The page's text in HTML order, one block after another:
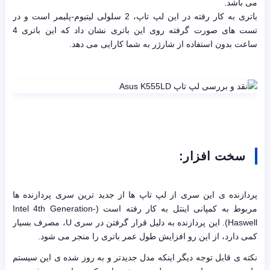
می باشد.
باتری به کار رفته در این لپ تاپ، 2 سلولی لیتیوم-پلیمر است و در
تست های صورت گرفته روی این باتری نشان داد که این باتری 4
ساعت بدون استفاده از شارژر به شما کارایی می دهد.
سخت افزار:
پردازنده ی این سری از لپ تاپ ها از جدید ترین سری پردازنده ها
مربوط به کمپانی اینتل به کار رفته است (Intel 4th Generation-
Haswell). این پردازنده به دلیل قرار گرفتن در سری U، مصرف بسیار
کمی دارد، از این رو افزایش طول عمر باتری را منجر می شود.
نکته ی قابل توجه دیگر اینکه مدل جدیدتر و به روز شده ی این سیستم